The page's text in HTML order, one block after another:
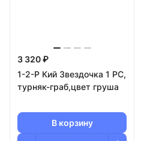
3 320 ₽
1-2-Р Кий Звездочка 1 РС,
турняк-граб,цвет груша
В корзину